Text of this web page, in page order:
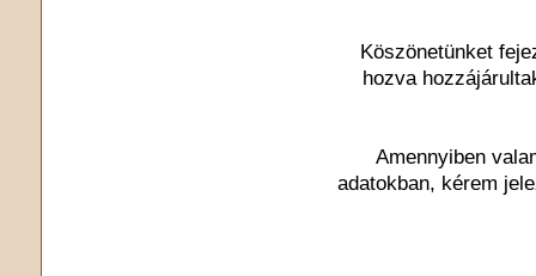
Köszönetünket
hozva
Amennyiben
adatokban, kérem